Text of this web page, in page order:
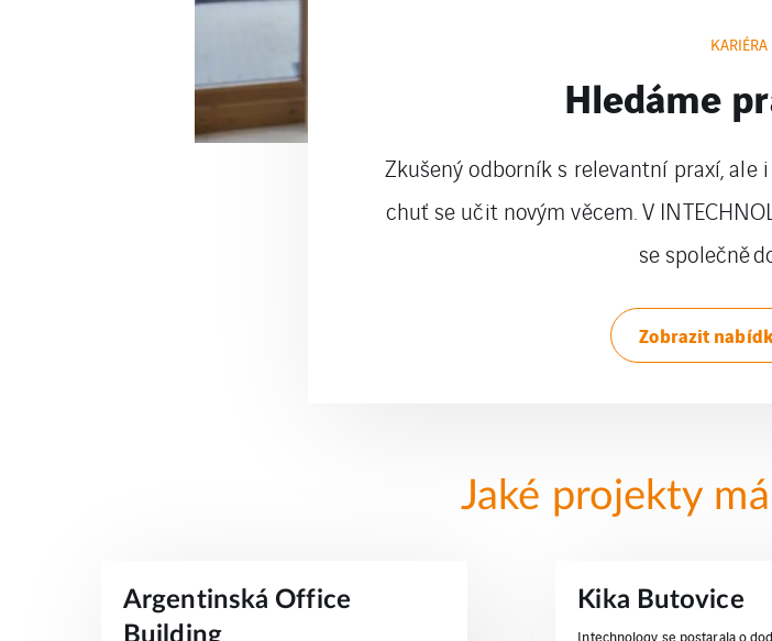
KARIÉRA
Hledáme
Zkušený odborník s relevantní praxí, ale
chuť se učit novým věcem. V
se společně
Zobrazit
Jaké projekty
Argentinská Office
Building
Kika Butovice
Intechnology se postarala o